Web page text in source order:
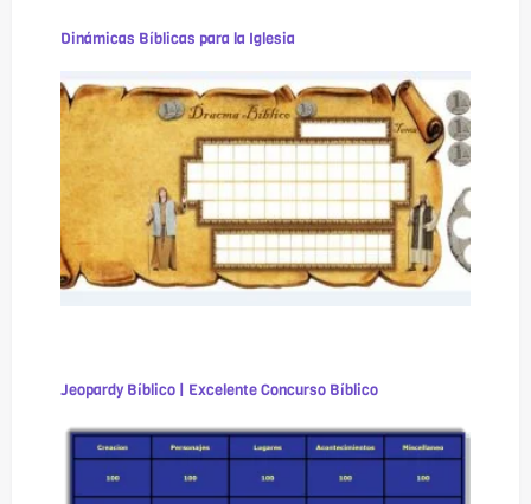
Dinámicas Bíblicas para la Iglesia
Jeopardy Bíblico | Excelente Concurso Bíblico